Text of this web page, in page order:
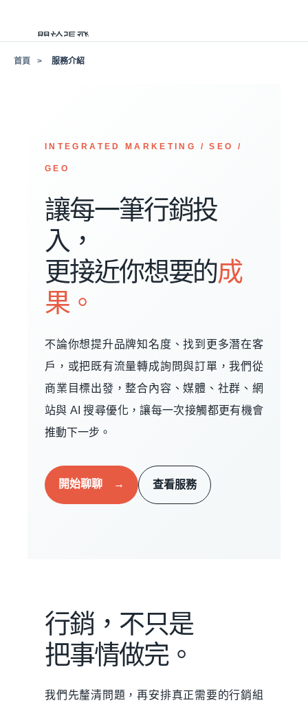
關於張飛
加入我們
首頁 服務介紹
INTEGRATED MARKETING / SEO /
GEO
讓每一筆行銷投
入，
更接近你想要的成
果。
不論你想提升品牌知名度、找到更多潛在客
戶，或把既有流量轉成詢問與訂單，我們從
商業目標出發，整合內容、媒體、社群、網
站與 AI 搜尋優化，讓每一次接觸都更有機會
推動下一步。
開始聊聊 → 查看服務
行銷，不只是
把事情做完。
我們先釐清問題，再安排真正需要的行銷組